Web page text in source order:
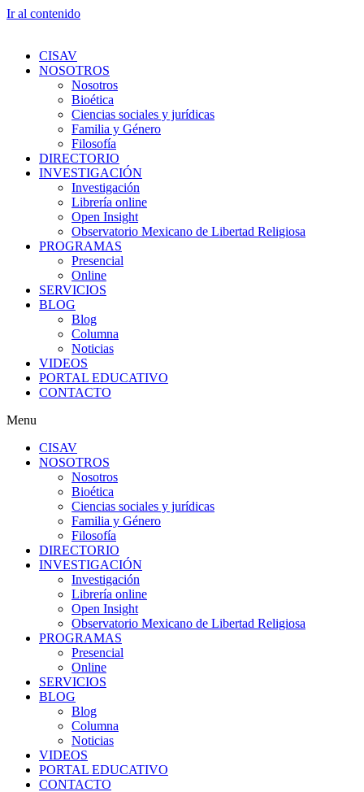
Ir al contenido
CISAV
NOSOTROS
Nosotros
Bioética
Ciencias sociales y jurídicas
Familia y Género
Filosofía
DIRECTORIO
INVESTIGACIÓN
Investigación
Librería online
Open Insight
Observatorio Mexicano de Libertad Religiosa
PROGRAMAS
Presencial
Online
SERVICIOS
BLOG
Blog
Columna
Noticias
VIDEOS
PORTAL EDUCATIVO
CONTACTO
Menu
CISAV
NOSOTROS
Nosotros
Bioética
Ciencias sociales y jurídicas
Familia y Género
Filosofía
DIRECTORIO
INVESTIGACIÓN
Investigación
Librería online
Open Insight
Observatorio Mexicano de Libertad Religiosa
PROGRAMAS
Presencial
Online
SERVICIOS
BLOG
Blog
Columna
Noticias
VIDEOS
PORTAL EDUCATIVO
CONTACTO